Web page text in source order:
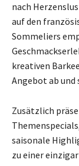
nach
auf den
Sommeliers
kreativen
Angebot ab
Zusätzlich
saisonale
zu einer